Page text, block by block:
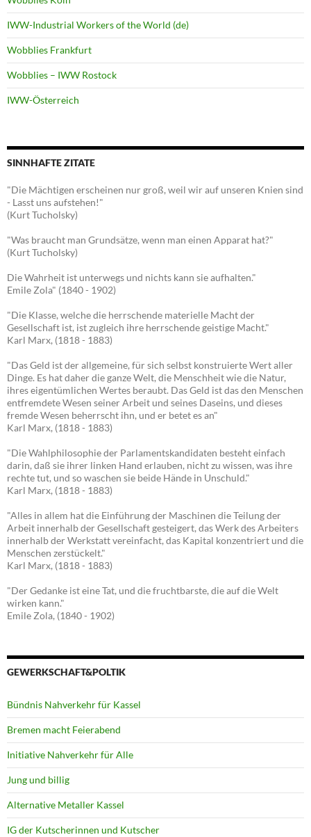
IWW-Industrial Workers of the World (de)
Wobblies Frankfurt
Wobblies – IWW Rostock
IWW-Österreich
SINNHAFTE ZITATE
"Die Mächtigen erscheinen nur groß, weil wir auf unseren Knien sind
- Lasst uns aufstehen!"
(Kurt Tucholsky)
"Was braucht man Grundsätze, wenn man einen Apparat hat?"
(Kurt Tucholsky)
Die Wahrheit ist unterwegs und nichts kann sie aufhalten."
Emile Zola" (1840 - 1902)
"Die Klasse, welche die herrschende materielle Macht der
Gesellschaft ist, ist zugleich ihre herrschende geistige Macht."
Karl Marx, (1818 - 1883)
"Das Geld ist der allgemeine, für sich selbst konstruierte Wert aller
Dinge. Es hat daher die ganze Welt, die Menschheit wie die Natur,
ihres eigentümlichen Wertes beraubt. Das Geld ist das den Menschen
entfremdete Wesen seiner Arbeit und seines Daseins, und dieses
fremde Wesen beherrscht ihn, und er betet es an"
Karl Marx, (1818 - 1883)
"Die Wahlphilosophie der Parlamentskandidaten besteht einfach
darin, daß sie ihrer linken Hand erlauben, nicht zu wissen, was ihre
rechte tut, und so waschen sie beide Hände in Unschuld."
Karl Marx, (1818 - 1883)
"Alles in allem hat die Einführung der Maschinen die Teilung der
Arbeit innerhalb der Gesellschaft gesteigert, das Werk des Arbeiters
innerhalb der Werkstatt vereinfacht, das Kapital konzentriert und die
Menschen zerstückelt."
Karl Marx, (1818 - 1883)
"Der Gedanke ist eine Tat, und die fruchtbarste, die auf die Welt
wirken kann."
Emile Zola, (1840 - 1902)
GEWERKSCHAFT&POLTIK
Bündnis Nahverkehr für Kassel
Bremen macht Feierabend
Initiative Nahverkehr für Alle
Jung und billig
Alternative Metaller Kassel
IG der Kutscherinnen und Kutscher